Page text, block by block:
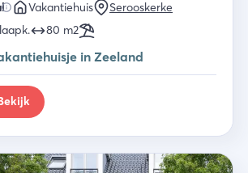
Vakantiehuis
Serooskerke
. 80 m2
in Zeeland